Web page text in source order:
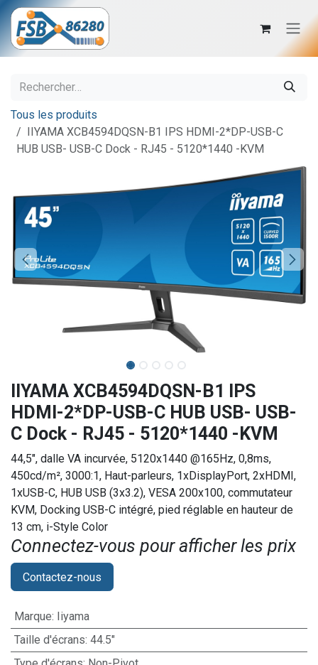
Se rendre au contenu
Tous les produits
IIYAMA XCB4594DQSN-B1 IPS HDMI-2*DP-USB-C
HUB USB- USB-C Dock - RJ45 - 5120*1440 -KVM
IIYAMA XCB4594DQSN-B1 IPS
HDMI-2*DP-USB-C HUB USB- USB-
C Dock - RJ45 - 5120*1440 -KVM
44,5", dalle VA incurvée, 5120x1440 @165Hz, 0,8ms,
450cd/m², 3000:1, Haut-parleurs, 1xDisplayPort, 2xHDMI,
1xUSB-C, HUB USB (3x3.2), VESA 200x100, commutateur
KVM, Docking USB-C intégré, pied réglable en hauteur de
13 cm, i-Style Color
Connectez-vous pour afficher les prix​
Contactez-nous
Marque: Iiyama
Taille d'écrans: 44.5"